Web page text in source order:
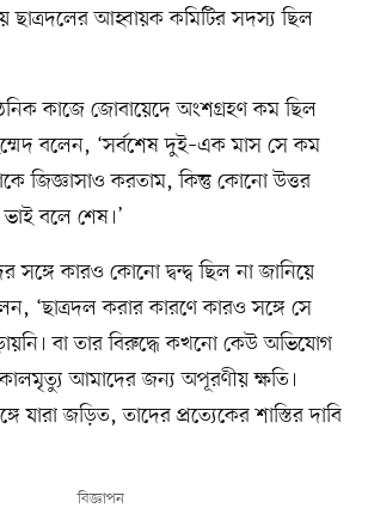
ছাত্রদলের আহ্বায়ক কমিটির সদস্য ছিল
কাজে জোবায়েদে অংশগ্রহণ কম ছিল
বলেন, ‘সর্বশেষ দুই–এক মাস সে কম
জিজ্ঞাসাও করতাম, কিন্তু কোনো উত্তর
বলে শেষ।’
সঙ্গে কারও কোনো দ্বন্দ্ব ছিল না জানিয়ে
‘ছাত্রদল করার কারণে কারও সঙ্গে সে
বা তার বিরুদ্ধে কখনো কেউ অভিযোগ
আমাদের জন্য অপূরণীয় ক্ষতি।
যারা জড়িত, তাদের প্রত্যেকের শাস্তির দাবি